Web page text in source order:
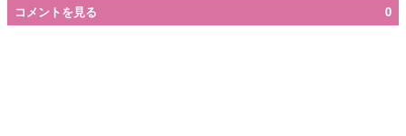
コメントを見る 0